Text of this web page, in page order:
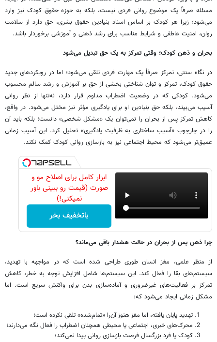
مسئله صرفاً یک موضوع روانی فردی نیست، بلکه به حوزه حقوق کودک نیز وارد
می‌شود؛ زیرا هر کودک بر اساس اسناد بنیادین حقوق بشری، حق دارد از سلامت
روان، امنیت عاطفی و شرایط مناسب برای رشد ذهنی و آموزشی برخوردار باشد.
بحران و ذهن کودک؛ وقتی تمرکز به یک حق تبدیل می‌شود
در نگاه سنتی، تمرکز صرفاً یک مهارت فردی تلقی می‌شود؛ اما در رویکردهای جدید
حقوق کودک، تمرکز و توان شناختی بخشی از حق بر آموزش و رشد سالم محسوب
می‌شود. کودکی که در وضعیت اضطراب مداوم قرار دارد، نه‌تنها از نظر روانی
آسیب می‌بیند، بلکه حق بنیادین او برای یادگیری مؤثر نیز مختل می‌شود. در واقع،
کاهش تمرکز پس از بحران را نمی‌توان یک «مشکل شخصی» دانست؛ بلکه باید آن
را در چارچوب «آسیب ساختاری به ظرفیت یادگیری» تحلیل کرد. این آسیب زمانی
عمیق‌تر می‌شود که محیط اجتماعی نیز به بازسازی روانی کودک کمک نکند.
ابزار کامل برای اصلاح مو و
صورت (قیمت رو ببینی باور
نمیکنی!)
باتخفیف بخر
چرا ذهن پس از بحران در حالت هشدار باقی می‌ماند؟
از منظر علمی، مغز انسان طوری طراحی شده است که در مواجهه با تهدید،
سیستم‌های بقا را فعال کند. این سیستم‌ها شامل افزایش توجه به خطر، کاهش
تمرکز بر فعالیت‌های غیرضروری و آماده‌سازی بدن برای واکنش سریع است. اما
مشکل زمانی ایجاد می‌شود که:
تهدید پایان یافته، اما مغز هنوز آن‌را «تمام‌شده» تلقی نکرده است؛
محرک‌های خبری، اجتماعی یا محیطی همچنان اضطراب را فعال نگه می‌دارند؛
کودک یا فرد بزرگسال فرصت بازسازی روانی پیدا نمی‌کند؛